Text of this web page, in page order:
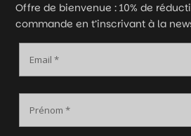
Offre de bienvenue : 10% de
commande en t’inscrivant à la